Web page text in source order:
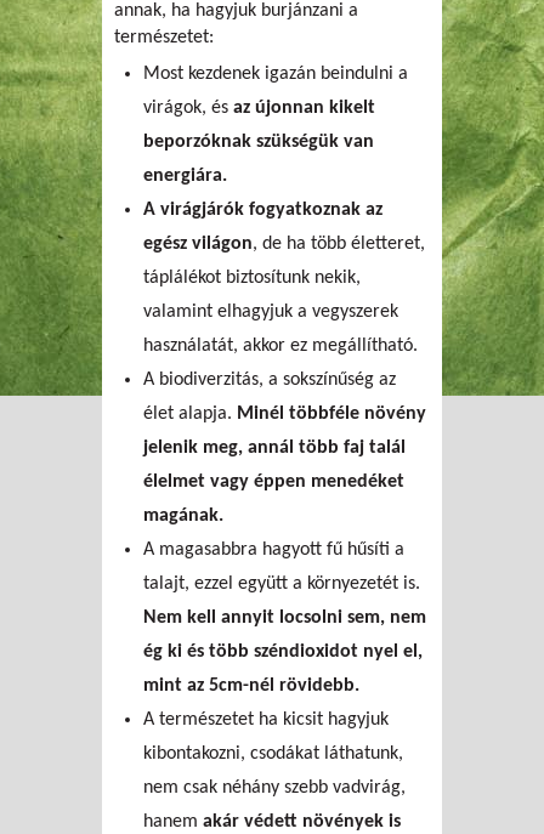
annak, ha hagyjuk burjánzani a
természetet:
Most kezdenek igazán beindulni a
virágok, és az újonnan kikelt
beporzóknak szükségük van
energiára.
A virágjárók fogyatkoznak az
egész világon, de ha több életteret,
táplálékot biztosítunk nekik,
valamint elhagyjuk a vegyszerek
használatát, akkor ez megállítható.
A biodiverzitás, a sokszínűség az
élet alapja. Minél többféle növény
jelenik meg, annál több faj talál
élelmet vagy éppen menedéket
magának.
A magasabbra hagyott fű hűsíti a
talajt, ezzel együtt a környezetét is.
Nem kell annyit locsolni sem, nem
ég ki és több széndioxidot nyel el,
mint az 5cm-nél rövidebb.
A természetet ha kicsit hagyjuk
kibontakozni, csodákat láthatunk,
nem csak néhány szebb vadvirág,
hanem akár védett növények is